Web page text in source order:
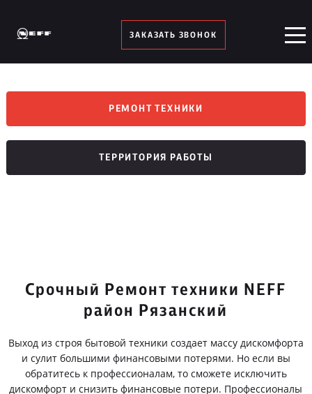
ЗАКАЗАТЬ ЗВОНОК
РЕМОНТ ТЕХНИКИ
ТЕРРИТОРИЯ РАБОТЫ
Срочный Ремонт техники NEFF
район Рязанский
Выход из строя бытовой техники создает массу дискомфорта
и сулит большими финансовыми потерями. Но если вы
обратитесь к профессионалам, то сможете исключить
дискомфорт и снизить финансовые потери. Профессионалы